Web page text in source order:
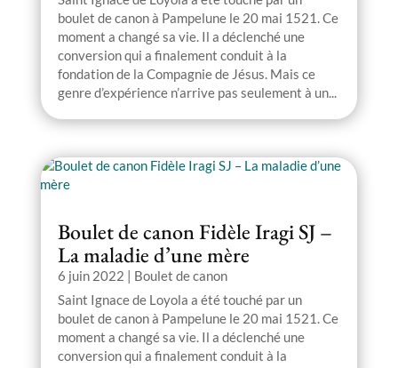
boulet de canon à Pampelune le 20 mai 1521. Ce
moment a changé sa vie. Il a déclenché une
conversion qui a finalement conduit à la
fondation de la Compagnie de Jésus. Mais ce
genre d’expérience n’arrive pas seulement à un...
Boulet de canon Fidèle Iragi SJ –
La maladie d’une mère
6 juin 2022 | Boulet de canon
Saint Ignace de Loyola a été touché par un
boulet de canon à Pampelune le 20 mai 1521. Ce
moment a changé sa vie. Il a déclenché une
conversion qui a finalement conduit à la